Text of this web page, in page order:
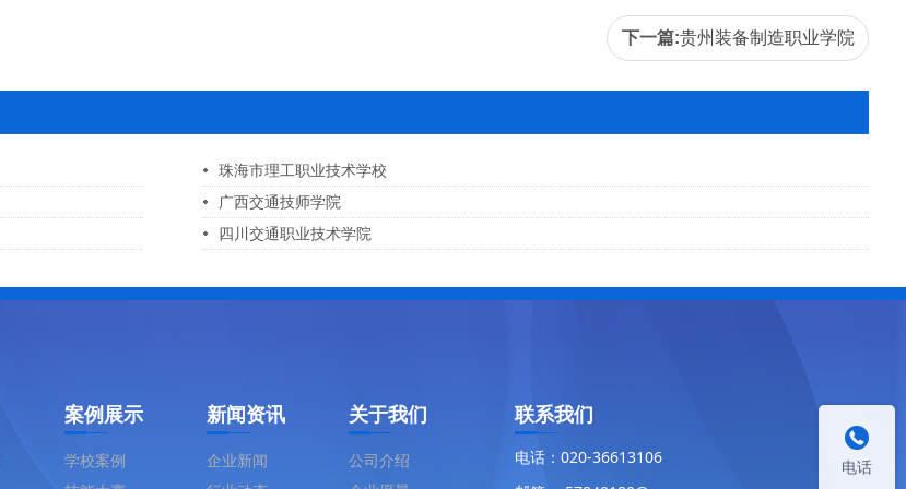
下一篇:贵州装备制造职业学院
珠海市理工职业技术学校
广西交通技师学院
四川交通职业技术学院
案例展示
学校案例
新闻资讯
企业新闻
关于我们
公司介绍
联系我们
电话：020-36613106

电话